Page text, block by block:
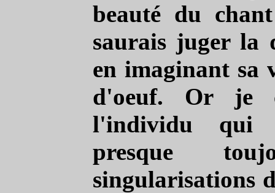
beauté du
saurais juger la
en imaginant sa
d'oeuf. Or je
l'individu
presque
singularisations